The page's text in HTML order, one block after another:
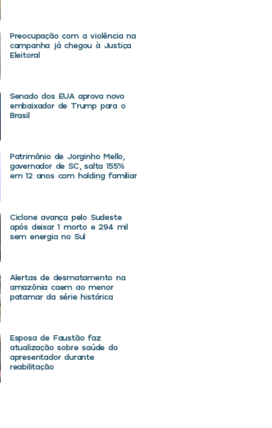
Preocupação com a violência na
campanha já chegou à Justiça
Eleitoral
Senado dos EUA aprova novo
embaixador de Trump para o
Brasil
Patrimônio de Jorginho Mello,
governador de SC, salta 155%
em 12 anos com holding familiar
Ciclone avança pelo Sudeste
após deixar 1 morto e 294 mil
sem energia no Sul
Alertas de desmatamento na
amazônia caem ao menor
patamar da série histórica
Esposa de Faustão faz
atualização sobre saúde do
apresentador durante
reabilitação